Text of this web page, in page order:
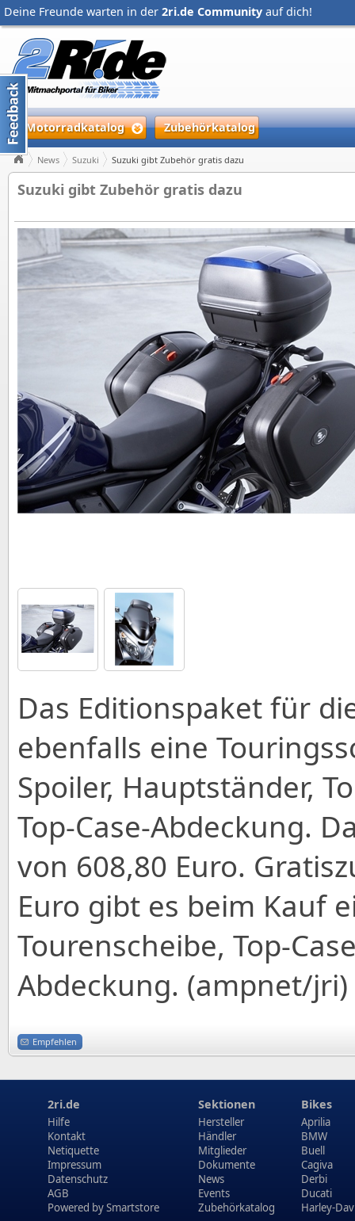
Deine Freunde warten in der 2ri.de Community auf dich!
Motorradkatalog Zubehörkatalog
News Suzuki Suzuki gibt Zubehör gratis dazu
Suzuki gibt Zubehör gratis dazu
Das Editionspaket für
ebenfalls eine
Spoiler, Hauptständer,
Top-Case-Abdeckung.
von 608,80 Euro.
Euro gibt es beim Kauf
Tourenscheibe, Top-
Abdeckung. (ampnet/jri)
Empfehlen
2ri.de
Hilfe
Kontakt
Netiquette
Impressum
Datenschutz
AGB
Powered bySmartstore
Sektionen
Hersteller
Händler
Mitglieder
Dokumente
News
Events
Zubehörkatalog
Bikes
Aprilia
BMW
Buell
Cagiva
Derbi
Ducati
Harley-